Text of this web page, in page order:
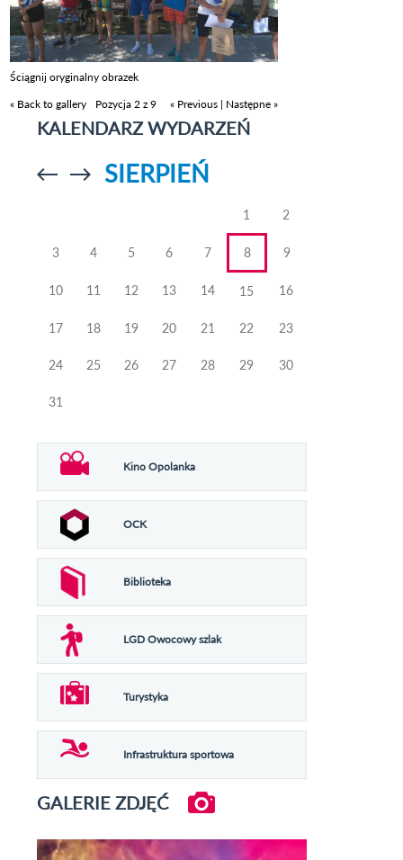
Ściągnij oryginalny obrazek
« Back to gallery
Pozycja 2 z 9 « Previous | Następne »
KALENDARZ WYDARZEŃ
Przejdź doPrzejdź do
SIERPIEŃ
1 2
3 4 5 6 7 8 9
10 11 12 13 14 15 16
17 18 19 20 21 22 23
24 25 26 27 28 29 30
31
Kino Opolanka
OCK
Biblioteka
LGD Owocowy szlak
Turystyka
Infrastruktura sportowa
GALERIE ZDJĘĆ